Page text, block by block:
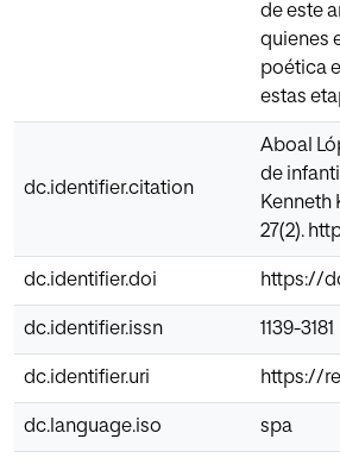
de este
quienes
poética
estas
dc.identifier.citation
Aboal
de
Kenneth
27(2).
dc.identifier.doi https://
dc.identifier.issn 1139-3181
dc.identifier.uri https://
dc.language.iso spa